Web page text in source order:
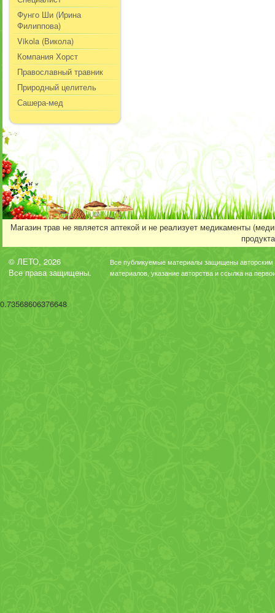
Фунго Ши (Ирина
Филиппова)
Vikola (Викола)
Компания Хорст
Православный травник
Природный целитель
Сашера-мед
Магазин трав не является аптекой и не реализует медикаменты
© ЛЕТО, 2026
Все права защищены.
Все публикуемые материалы защищены авторским
материалов, указание авторства и ссылка на
0.73568606376648